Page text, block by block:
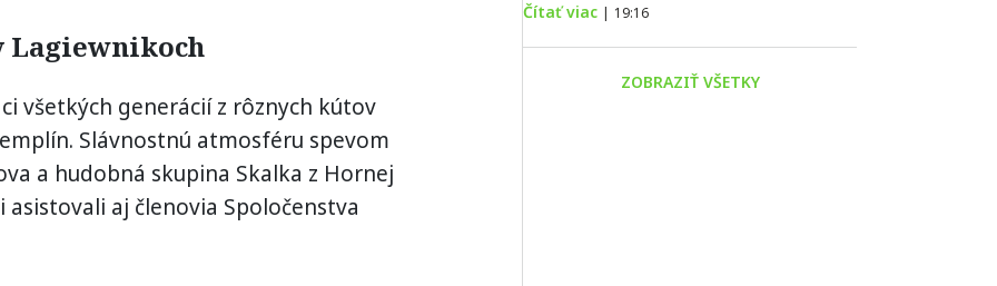
všetkých generácií z rôznych kútov
Slávnostnú atmosféru spevom
a hudobná skupina Skalka z Hornej
aj členovia Spoločenstva
Čítať viac | 19:16
ZOBRAZIŤ VŠETKY